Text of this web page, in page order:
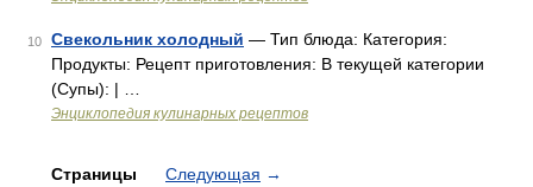
10 Свекольник холодный — Тип блюда: Категория:
Продукты: Рецепт приготовления: В текущей категории
(Супы): | …
Энциклопедия кулинарных рецептов
Страницы Следующая →